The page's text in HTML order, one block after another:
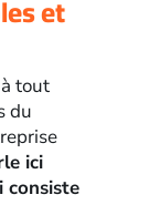
et
tout
du
ici
consiste